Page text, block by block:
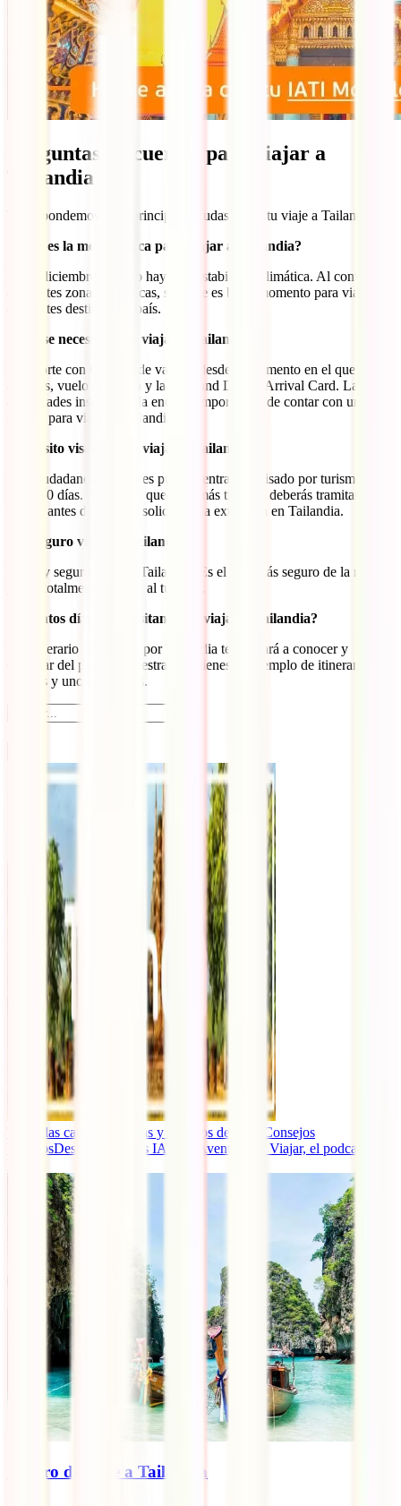
Preguntas frecuentes para viajar a
Tailandia
Te respondemos a las principales dudas sobre tu viaje a Tailandia:
¿Cuál es la mejor época para viajar a Tailandia?
Entre diciembre y enero hay más estabilidad climática. Al contar con
diferentes zonas climáticas, siempre es buen momento para viajar a
diferentes destinos del país.
¿Qué se necesita para viajar a Tailandia?
Pasaporte con 6 meses de validez desde el momento en el que salgas
del país, vuelo de salida y la Thailand Digital Arrival Card. Las
autoridades insisten en la enorme importancia de contar con un
seguro para viajar a Tailandia.
¿Necesito visado para viajar a Tailandia?
Los ciudadanos españoles pueden entrar sin visado por turismo
hasta 30 días. Si quieres quedarte más tiempo, deberás tramitar un
visado antes de viajar o solicitar una extensión en Tailandia.
¿Es seguro viajar a Tailandia?
Es muy seguro viajar a Tailandia. Es el país más seguro de la región
y está totalmente abierto al turismo.
¿Cuántos días se necesitan para viajar a Tailandia?
Un itinerario de 15 días por Tailandia te ayudará a conocer y
disfrutar del país. En nuestra guía tienes un ejemplo de itinerario de
15 días y uno de 20 días.
Todas las categorías Guías y Seguros de Viaje
Consejos
ViajerosDestinos Eventos IATI
La Aventura de Viajar, el podcast de
Seguro de viaje a Tailandia